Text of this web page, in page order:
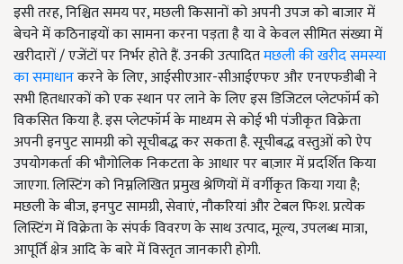
इसी तरह, निश्चित समय पर, मछली किसानों को अपनी उपज को बाजार में
बेचने में कठिनाइयों का सामना करना पड़ता है या वे केवल सीमित संख्या में
खरीदारों / एजेंटों पर निर्भर होते हैं. उनकी उत्पादितमछली की खरीद समस्या
का समाधानकरने के लिए, आईसीएआर-सीआईएफए और एनएफडीबी ने
सभी हितधारकों को एक स्थान पर लाने के लिए इस डिजिटल प्लेटफॉर्म को
विकसित किया है. इस प्लेटफॉर्म के माध्यम से कोई भी पंजीकृत विक्रेता
अपनी इनपुट सामग्री को सूचीबद्ध कर सकता है. सूचीबद्ध वस्तुओं को ऐप
उपयोगकर्ता की भौगोलिक निकटता के आधार पर बाज़ार में प्रदर्शित किया
जाएगा. लिस्टिंग को निम्नलिखित प्रमुख श्रेणियों में वर्गीकृत किया गया है;
मछली के बीज, इनपुट सामग्री, सेवाएं, नौकरियां और टेबल फिश. प्रत्येक
लिस्टिंग में विक्रेता के संपर्क विवरण के साथ उत्पाद, मूल्य, उपलब्ध मात्रा,
आपूर्ति क्षेत्र आदि के बारे में विस्तृत जानकारी होगी.